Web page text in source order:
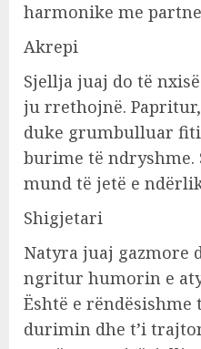
harmonike me
Akrepi
Sjellja juaj do të
ju rrethojnë.
duke grumbulluar
burime të ndryshme.
mund të jetë e
Shigjetari
Natyra juaj gazmore
ngritur humorin e
Është e
durimin dhe t’i